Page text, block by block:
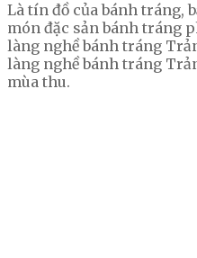
Là tín đồ của bánh tráng,
món đặc sản bánh tráng
làng nghề bánh tráng
làng nghề bánh tráng
mùa thu.